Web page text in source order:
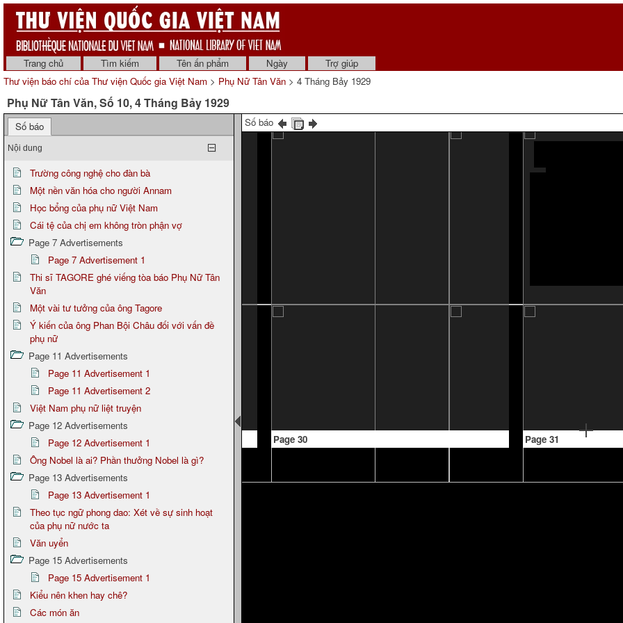
Trang chủ Tìm kiếm Tên ấn phẩm Ngày
Trợ giúp
Thư viện báo chí của Thư viện Quốc gia Việt Nam > Phụ Nữ Tân Văn > 4 Tháng Bảy 1929
Phụ Nữ Tân Văn, Số 10, 4 Tháng Bảy 1929
Số báo
Nội dung
Trường công nghệ cho đàn bà
Một nền văn hóa cho người Annam
Học bổng của phụ nữ Việt Nam
Cái tệ của chị em không tròn phận vợ
Page 7 Advertisements
Page 7 Advertisement 1
Thi sĩ TAGORE ghé viếng tòa báo Phụ Nữ Tân
Văn
Một vài tư tưởng của ông Tagore
Ý kiến của ông Phan Bội Châu đối với vấn đề
phụ nữ
Page 11 Advertisements
Page 11 Advertisement 1
Page 11 Advertisement 2
Việt Nam phụ nữ liệt truyện
Page 12 Advertisements
Page 12 Advertisement 1
Ông Nobel là ai? Phần thưởng Nobel là gì?
Page 13 Advertisements
Page 13 Advertisement 1
Theo tục ngữ phong dao: Xét về sự sinh hoạt
của phụ nữ nước ta
Văn uyển
Page 15 Advertisements
Page 15 Advertisement 1
Kiểu nên khen hay chê?
Các món ăn
Số báo
Page 30 Page 31
Page 29